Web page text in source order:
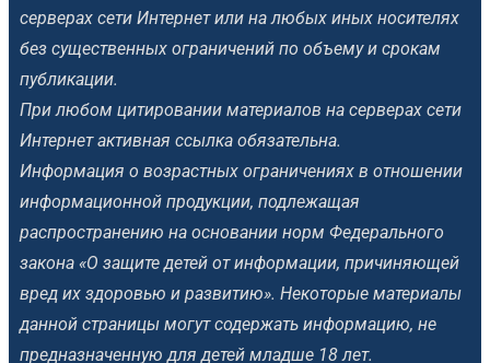
серверах сети Интернет или на любых иных носителях
без существенных ограничений по объему и срокам
публикации.
При любом цитировании материалов на серверах сети
Интернет активная ссылка обязательна.
Информация о возрастных ограничениях в отношении
информационной продукции, подлежащая
распространению на основании норм Федерального
закона «О защите детей от информации, причиняющей
вред их здоровью и развитию». Некоторые материалы
данной страницы могут содержать информацию, не
предназначенную для детей младше 18 лет.